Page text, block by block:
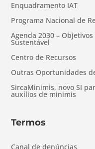
Enquadramento IAT
Programa Nacional de
Agenda 2030 –
Sustentável
Centro de Recursos
Outras Oportunidades
SircaMinimis, novo SI
auxílios de minimis
Termos
Canal de denúncias